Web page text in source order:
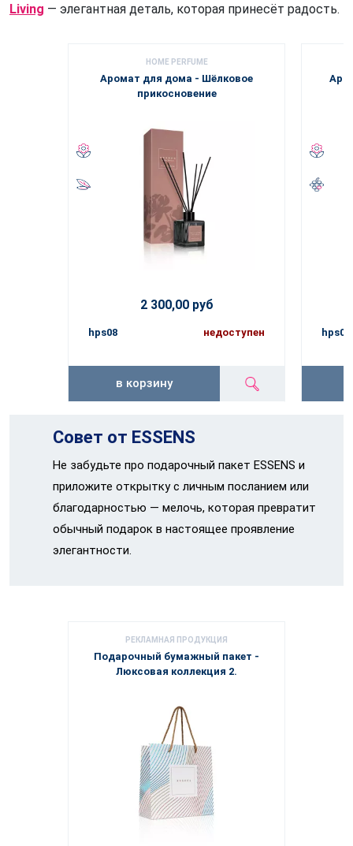
Living — элегантная деталь, которая принесёт радость.
HOME PERFUME
Аромат для дома - Шёлковое
прикосновение
2 300,00 руб
hps08 недоступен
в корзину
hps09
Совет от ESSENS
Не забудьте про подарочный пакет ESSENS и
приложите открытку с личным посланием или
благодарностью — мелочь, которая превратит
обычный подарок в настоящее проявление
элегантности.
РЕКЛАМНАЯ ПРОДУКЦИЯ
Подарочный бумажный пакет -
Люксовая коллекция 2.